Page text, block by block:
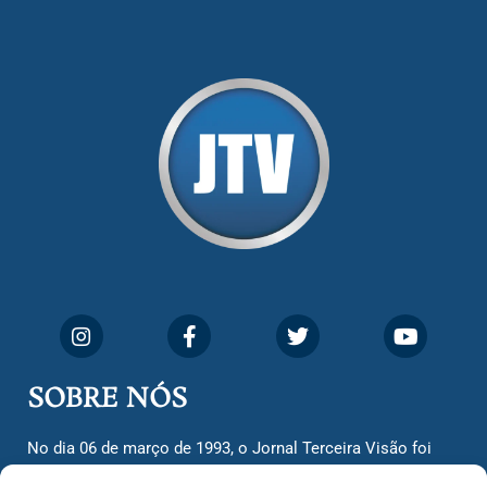
SOBRE NÓS
No dia 06 de março de 1993, o Jornal Terceira Visão foi